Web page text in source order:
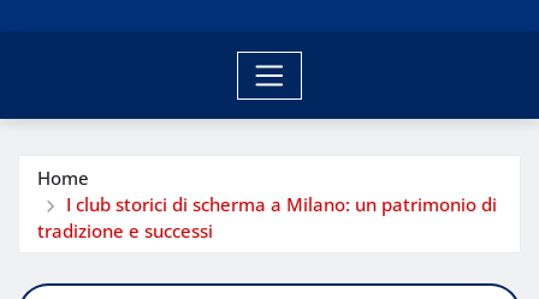
Home
I club storici di scherma a Milano: un patrimonio di
tradizione e successi